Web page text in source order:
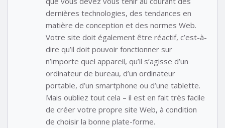
dernières technologies, des tendances en
matière de conception et des normes Web.
Votre site doit également être réactif, c’est-à-
dire qu’il doit pouvoir fonctionner sur
n’importe quel appareil, qu’il s’agisse d’un
ordinateur de bureau, d’un ordinateur
portable, d’un smartphone ou d’une tablette.
Mais oubliez tout cela – il est en fait très facile
de créer votre propre site Web, à condition
de choisir la bonne plate-forme.